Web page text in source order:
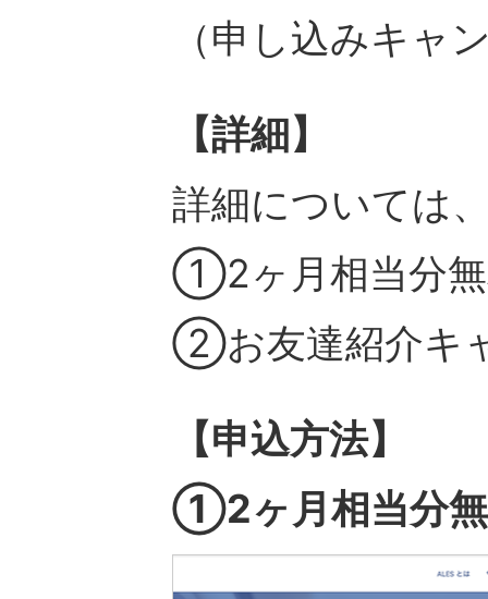
（申し込みキャ
【詳細】
詳細については
①2ヶ月相当分無
②お友達紹介キ
【申込方法】
①2ヶ月相当分